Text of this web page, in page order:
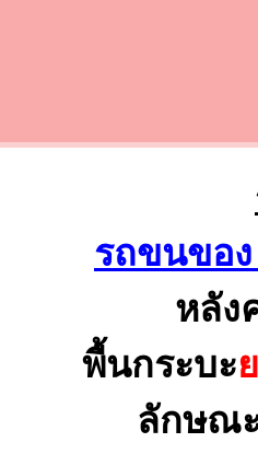
รถขนขอ
หลัง
พื้นกระบะ
ลักษณ